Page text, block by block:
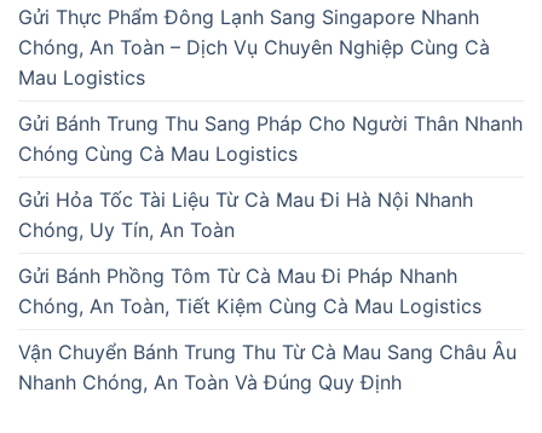
Gửi Thực Phẩm Đông Lạnh Sang Singapore Nhanh
Chóng, An Toàn – Dịch Vụ Chuyên Nghiệp Cùng Cà
Mau Logistics
Gửi Bánh Trung Thu Sang Pháp Cho Người Thân Nhanh
Chóng Cùng Cà Mau Logistics
Gửi Hỏa Tốc Tài Liệu Từ Cà Mau Đi Hà Nội Nhanh
Chóng, Uy Tín, An Toàn
Gửi Bánh Phồng Tôm Từ Cà Mau Đi Pháp Nhanh
Chóng, An Toàn, Tiết Kiệm Cùng Cà Mau Logistics
Vận Chuyển Bánh Trung Thu Từ Cà Mau Sang Châu Âu
Nhanh Chóng, An Toàn Và Đúng Quy Định